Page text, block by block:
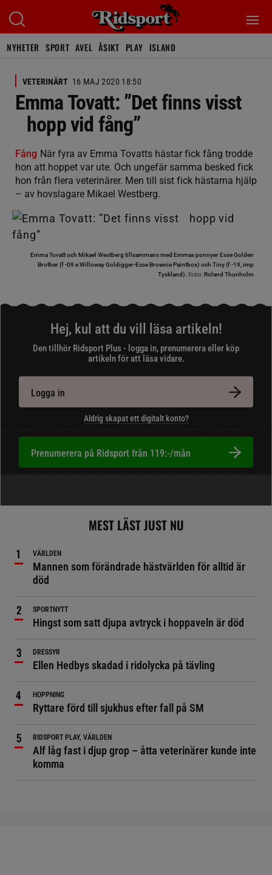
NYHETER SPORT AVEL ÅSIKT PLAY ISLAND
VETERINÄRT 16 MAJ 2020 18:50
Emma Tovatt: ”Det finns visst
hopp vid fång”
Fång När fyra av Emma Tovatts hästar fick fång trodde
hon att hoppet var ute. Och ungefär samma besked fick
hon från flera veterinärer. Men till sist fick hästarna hjälp
– av hovslagare Mikael Westberg.
Emma Tovatt och Mikael Westberg tillsammans med Emmas ponnyer Esse Golden
Brother (f -09 e Willoway Goldigger-Esse Brownie Paintbox) och Tiny (f -19, imp
Tyskland). Foto: Roland Thunholm
Hej, kul att du vill läsa artikeln!
Den tillhör Ridsport Plus - logga in, prenumerera eller köp
artikeln för att läsa vidare.
Logga in
Aldrig skapat ett digitalt konto?
Prenumerera på Ridsport från 119:-/mån
MEST LÄST JUST NU
VÄRLDEN
Mannen som förändrade hästvärlden för alltid är
död
SPORTNYTT
Hingst som satt djupa avtryck i hoppaveln är död
DRESSYR
Ellen Hedbys skadad i ridolycka på tävling
HOPPNING
Ryttare förd till sjukhus efter fall på SM
RIDSPORT PLAY, VÄRLDEN
Alf låg fast i djup grop – åtta veterinärer kunde inte
komma